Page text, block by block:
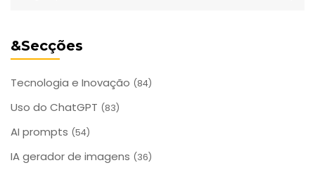
&Secções
Tecnologia e Inovação (84)
Uso do ChatGPT (83)
AI prompts (54)
IA gerador de imagens (36)